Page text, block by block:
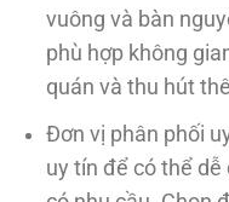
vuông và bàn
phù hợp không
quán và thu hút
Đơn vị phân phối
uy tín để có thể